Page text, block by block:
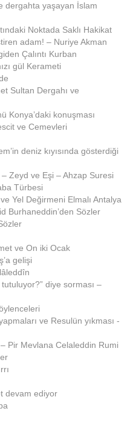
dergahta yaşayan İslam
Noktada Saklı Hakikat
adam! – Nuriye Akman
Çalıntı Kurban
gül Kerameti
Sultan Dergahı ve
Konya’daki konuşması
ve Cemevleri
deniz kıyısında gösterdiği
Zeyd ve Eşi – Ahzap Suresi
Türbesi
Yel Değirmeni Elmalı Antalya
Burhaneddin’den Sözler
ve On iki Ocak
gelişi
diye sorması –
ve Resulün yıkması -
Pir Mevlana Celaleddin Rumi
devam ediyor